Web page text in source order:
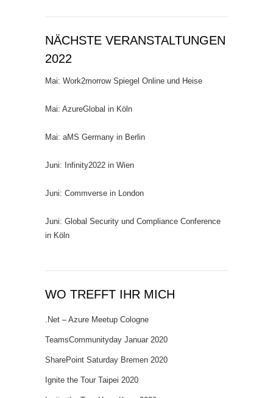
NÄCHSTE VERANSTALTUNGEN
2022
Mai: Work2morrow Spiegel Online und Heise
Mai: AzureGlobal in Köln
Mai: aMS Germany in Berlin
Juni: Infinity2022 in Wien
Juni: Commverse in London
Juni: Global Security und Compliance Conference
in Köln
WO TREFFT IHR MICH
.Net – Azure Meetup Cologne
TeamsCommunityday Januar 2020
SharePoint Saturday Bremen 2020
Ignite the Tour Taipei 2020